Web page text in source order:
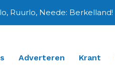
Ruurlo, Neede: Berkelland!
Adverteren Krant